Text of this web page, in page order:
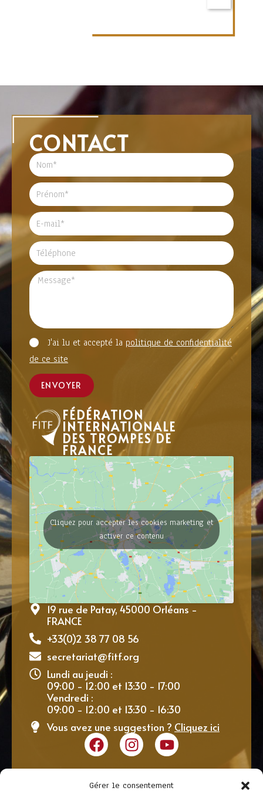
Gérer le consentement
CONTACT
J'ai lu et accepté la politique de confidentialité
de ce site
ENVOYER
FÉDÉRATION
INTERNATIONALE
DES TROMPES DE
FRANCE
Cliquez pour accepter les cookies marketing et
activer ce contenu
19 rue de Patay, 45000 Orléans -
FRANCE
+33(0)2 38 77 08 56
secretariat@fitf.org
Lundi au jeudi :
09:00 - 12:00 et 13:30 - 17:00
Vendredi :
09:00 - 12:00 et 13:30 - 16:30
Vous avez une suggestion ? Cliquez ici